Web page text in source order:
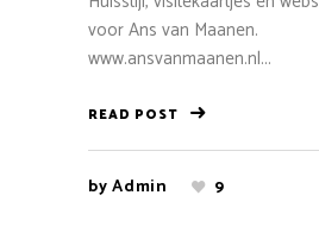
voor Ans van Maanen.
www.ansvanmaanen.nl...
READ POST
byAdmin 9